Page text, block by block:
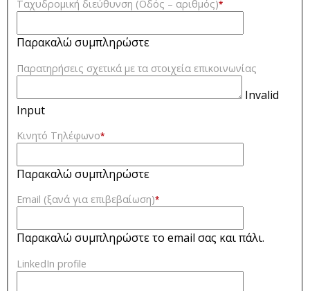
Ταχυδρομική διεύθυνση (Οδός – αριθμός)*
Παρακαλώ συμπληρώστε
Παρατηρήσεις σχετικά με τα στοιχεία επικοινωνίας
Invalid
Input
Κινητό Τηλέφωνο*
Παρακαλώ συμπληρώστε
Email (ξανά για επιβεβαίωση)*
Παρακαλώ συμπληρώστε το email σας και πάλι.
LinkedIn profile